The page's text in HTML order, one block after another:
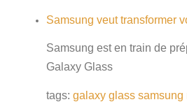
Samsung veut transformer
Samsung est en train de
Galaxy Glass
tags: galaxy glass samsung